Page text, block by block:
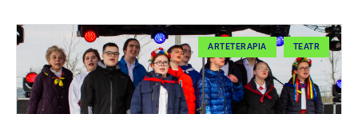
ARTETERAPIA TEATR